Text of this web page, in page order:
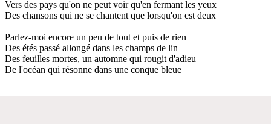
Vers des pays qu'on ne peut voir qu'en fermant les yeux
Des chansons qui ne se chantent que lorsqu'on est deux
Parlez-moi encore un peu de tout et puis de rien
Des étés passé allongé dans les champs de lin
Des feuilles mortes, un automnе qui rougit d'adieu
De l'océan qui résonne dans unе conque bleue